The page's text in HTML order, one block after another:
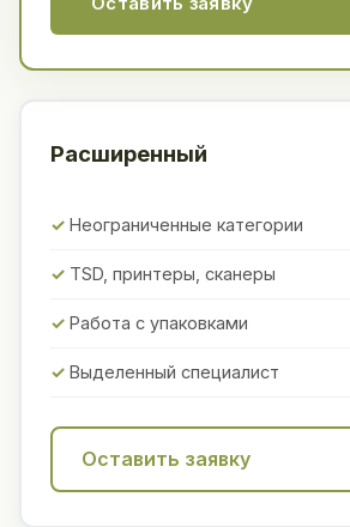
Расширенный
Неограниченные категории
TSD, принтеры, сканеры
Работа с упаковками
Выделенный специалист
Оставить заявку